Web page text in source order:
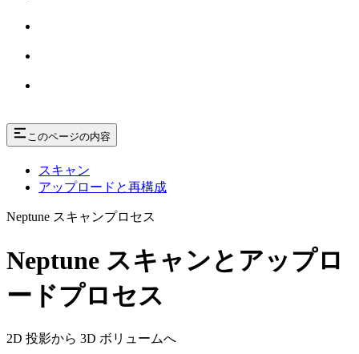
このページの内容
スキャン
アップロードと再構成
Neptune スキャンプロセス
Neptune スキャンとアップロ
ードプロセス
2D 投影から 3D ボリュームへ